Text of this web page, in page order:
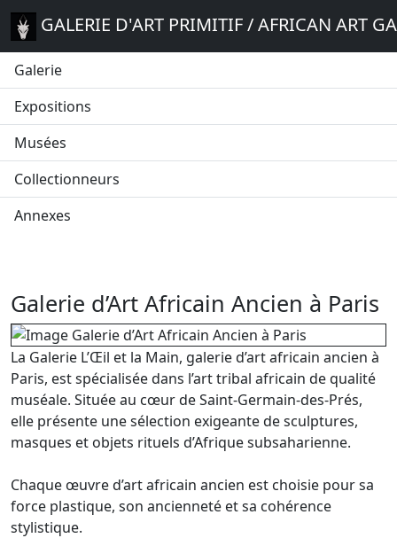
GALERIE D'ART PRIMITIF / AFRICAN ART
Galerie
Expositions
Musées
Collectionneurs
Annexes
Galerie d’Art Africain Ancien à Paris
La Galerie L’Œil et la Main, galerie d’art africain ancien à
Paris, est spécialisée dans l’art tribal africain de qualité
muséale. Située au cœur de Saint-Germain-des-Prés,
elle présente une sélection exigeante de sculptures,
masques et objets rituels d’Afrique subsaharienne.
Chaque œuvre d’art africain ancien est choisie pour sa
force plastique, son ancienneté et sa cohérence
stylistique.